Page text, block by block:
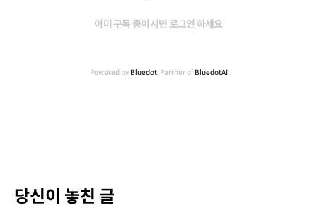
이미 구독 중이시면 로그인 하세요
Powered by Bluedot, Partner of BluedotAI
당신이 놓친 글